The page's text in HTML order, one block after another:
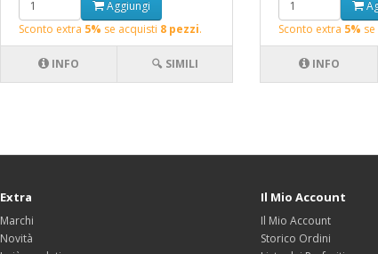
Aggiungi
Sconto extra 5% se acquisti 8 pezzi.
INFO 🔍 SIMILI
Sconto extra 5%
INFO
Extra
Marchi
Novità
Il Mio Account
Il Mio Account
Storico Ordini